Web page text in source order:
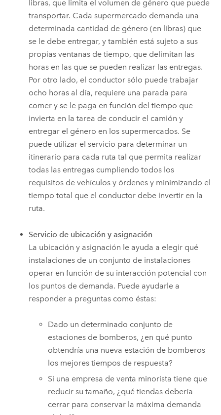
libras, que limita el volumen de género que puede
transportar. Cada supermercado demanda una
determinada cantidad de género (en libras) que
se le debe entregar, y también está sujeto a sus
propias ventanas de tiempo, que delimitan las
horas en las que se pueden realizar las entregas.
Por otro lado, el conductor sólo puede trabajar
ocho horas al día, requiere una parada para
comer y se le paga en función del tiempo que
invierta en la tarea de conducir el camión y
entregar el género en los supermercados. Se
puede utilizar el servicio para determinar un
itinerario para cada ruta tal que permita realizar
todas las entregas cumpliendo todos los
requisitos de vehículos y órdenes y minimizando el
tiempo total que el conductor debe invertir en la
ruta.
Servicio de ubicación y asignación
La ubicación y asignación le ayuda a elegir qué
instalaciones de un conjunto de instalaciones
operar en función de su interacción potencial con
los puntos de demanda. Puede ayudarle a
responder a preguntas como éstas:
Dado un determinado conjunto de
estaciones de bomberos, ¿en qué punto
obtendría una nueva estación de bomberos
los mejores tiempos de respuesta?
Si una empresa de venta minorista tiene que
reducir su tamaño, ¿qué tiendas debería
cerrar para conservar la máxima demanda